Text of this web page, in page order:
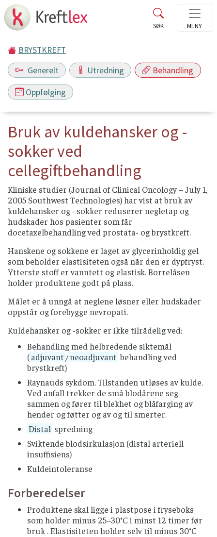
BRYSTKREFT
Generelt
Utredning Behandling
Oppfølging
Bruk av kuldehansker og -
sokker ved
cellegiftbehandling
Kliniske studier (Journal of Clinical Oncology – July 1,
2005 Southwest Technologies) har vist at bruk av
kuldehansker og –sokker reduserer negletap og
hudskader hos pasienter som får
docetaxelbehandling ved prostata- og brystkreft.
Hanskene og sokkene er laget av glycerinholdig gel
som beholder elastisiteten også når den er dypfryst.
Ytterste stoff er vanntett og elastisk. Borrelåsen
holder produktene godt på plass.
Målet er å unngå at neglene løsner eller hudskader
oppstår og forebygge nevropati.
Kuldehansker og -sokker er ikke tilrådelig ved:
Behandling med helbredende siktemål
(adjuvant /neoadjuvant behandling ved
brystkreft)
Raynauds sykdom. Tilstanden utløses av kulde.
Ved anfall trekker de små blodårene seg
sammen og fører til blekhet og blåfarging av
hender og føtter og av og til smerter.
Distal spredning
Sviktende blodsirkulasjon (distal arteriell
insuffisiens)
Kuldeintoleranse
Forberedelser
Produktene skal ligge i plastpose i fryseboks
som holder minus 25–30°C i minst 12 timer før
bruk . Elastisiteten holder selv til minus 30°C